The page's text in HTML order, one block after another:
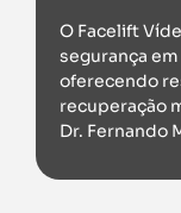
O Facelift
segurança
oferecendo
recuperação
Dr. Fernando